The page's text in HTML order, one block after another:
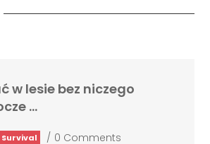
w lesie bez niczego
…
Survival / 0 Comments